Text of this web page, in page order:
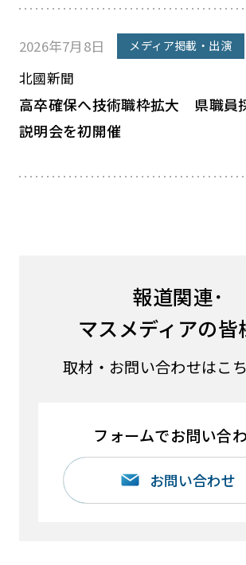
2026年7月8日 メディア掲載・出演
北國新聞
高卒確保へ技術職枠拡大 県職員
説明会を初開催
報道関連･
マスメディアの皆
取材・お問い合わせはこ
フォームでお問い合
お問い合わせ